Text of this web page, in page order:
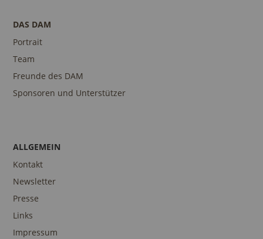
DAS DAM
Portrait
Team
Freunde des DAM
Sponsoren und Unterstützer
ALLGEMEIN
Kontakt
Newsletter
Presse
Links
Impressum